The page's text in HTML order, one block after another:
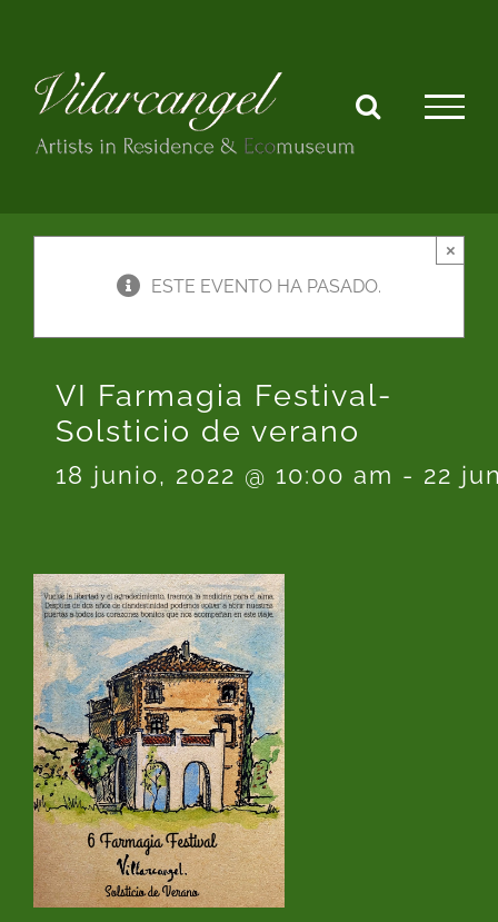
contenido
ESTE EVENTO HA PASADO.
×
VI Farmagia Festival-
Solsticio de verano
18 junio, 2022 @ 10:00 am - 22